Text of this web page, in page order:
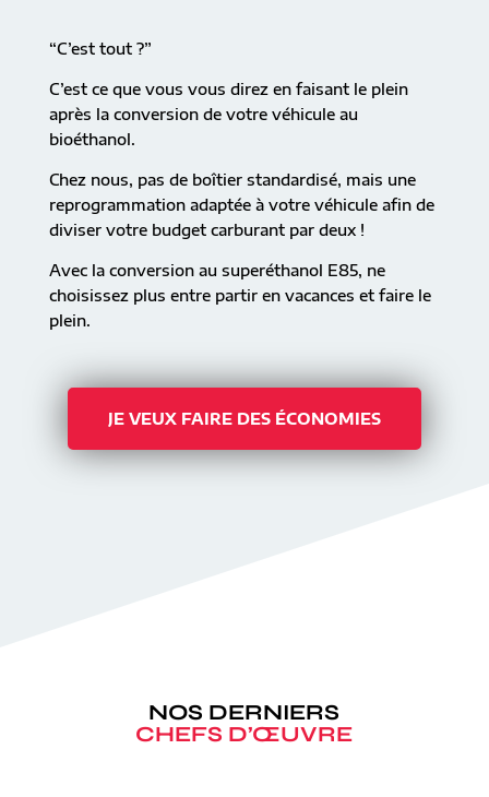
“C’est tout ?”
C’est ce que vous vous direz en faisant le plein
après la conversion de votre véhicule au
bioéthanol.
Chez nous, pas de boîtier standardisé, mais une
reprogrammation adaptée à votre véhicule afin de
diviser votre budget carburant par deux !
Avec la conversion au superéthanol E85, ne
choisissez plus entre partir en vacances et faire le
plein.
JE VEUX FAIRE DES ÉCONOMIES
NOS DERNIERS
CHEFS D’ŒUVRE